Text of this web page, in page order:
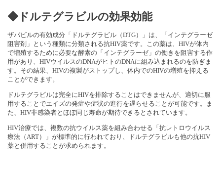
◆ドルテグラビルの効果効能
ザパビルの有効成分「ドルテグラビル（DTG）」は、「インテグラーゼ
阻害剤」という種類に分類される抗HIV薬です。この薬は、HIVが体内
で増殖するために必要な酵素の「インテグラーゼ」の働きを阻害する作
用があり、HIVウイルスのDNAがヒトのDNAに組み込まれるのを防ぎま
す。その結果、HIVの複製がストップし、体内でのHIVの増殖を抑える
ことができます。
ドルテグラビルは完全にHIVを排除することはできませんが、適切に服
用することでエイズの発症や症状の進行を遅らせることが可能です。ま
た、HIV非感染者とほぼ同じ寿命が期待できるとされています。
HIV治療では、複数の抗ウイルス薬を組み合わせる「抗レトロウイルス
療法（ART）」が標準的に行われており、ドルテグラビルも他の抗HIV
薬と併用することが求められます。